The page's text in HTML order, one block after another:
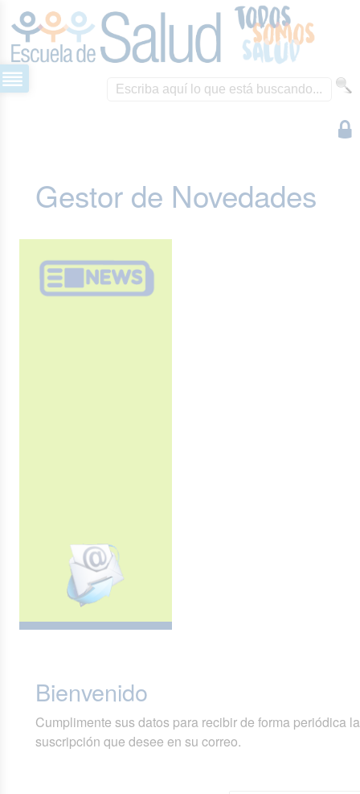
Gestor de Novedades
Bienvenido
Cumplimente sus datos para recibir de forma periódica
suscripción que desee en su correo.